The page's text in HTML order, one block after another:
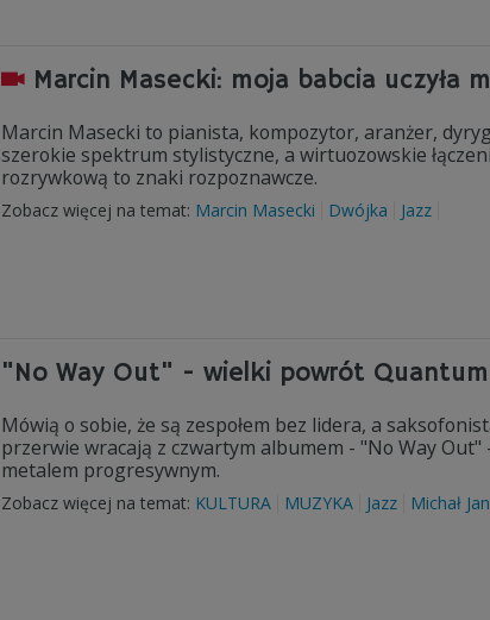
Marcin Masecki: moja babcia uczyła
Marcin Masecki to pianista, kompozytor, aranżer,
szerokie spektrum stylistyczne, a wirtuozowskie
rozrywkową to znaki rozpoznawcze.
Zobacz więcej na temat: Marcin Masecki Dwójka Jazz
"No Way Out" - wielki powrót
Mówią o sobie, że są zespołem bez lidera, a
przerwie wracają z czwartym albumem - "No Way
metalem progresywnym.
Zobacz więcej na temat: KULTURA MUZYKA Jazz Michał